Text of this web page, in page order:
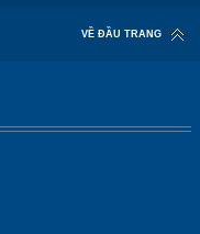
VỀ ĐẦU TRANG